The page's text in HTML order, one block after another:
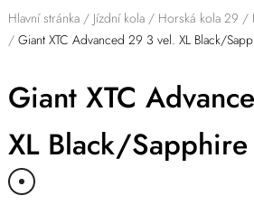
Hlavní stránka/ Jízdní kola/ Horská kola 29 /
/ Giant XTC Advanced 29 3 vel. XL Black/
Giant XTC
XL Black/Sapphire